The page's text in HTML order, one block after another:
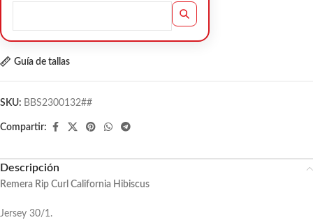
Guía de tallas
SKU: BBS2300132##
Compartir:
Descripción
Remera Rip Curl California Hibiscus
Jersey 30/1.